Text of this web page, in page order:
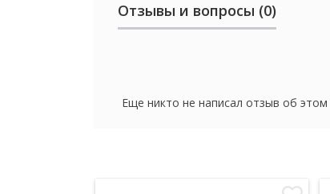
Отзывы и вопросы (0)
Еще никто не написал отзыв об